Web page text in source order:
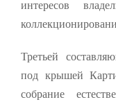
интересов
Третьей
под крышей
собрание